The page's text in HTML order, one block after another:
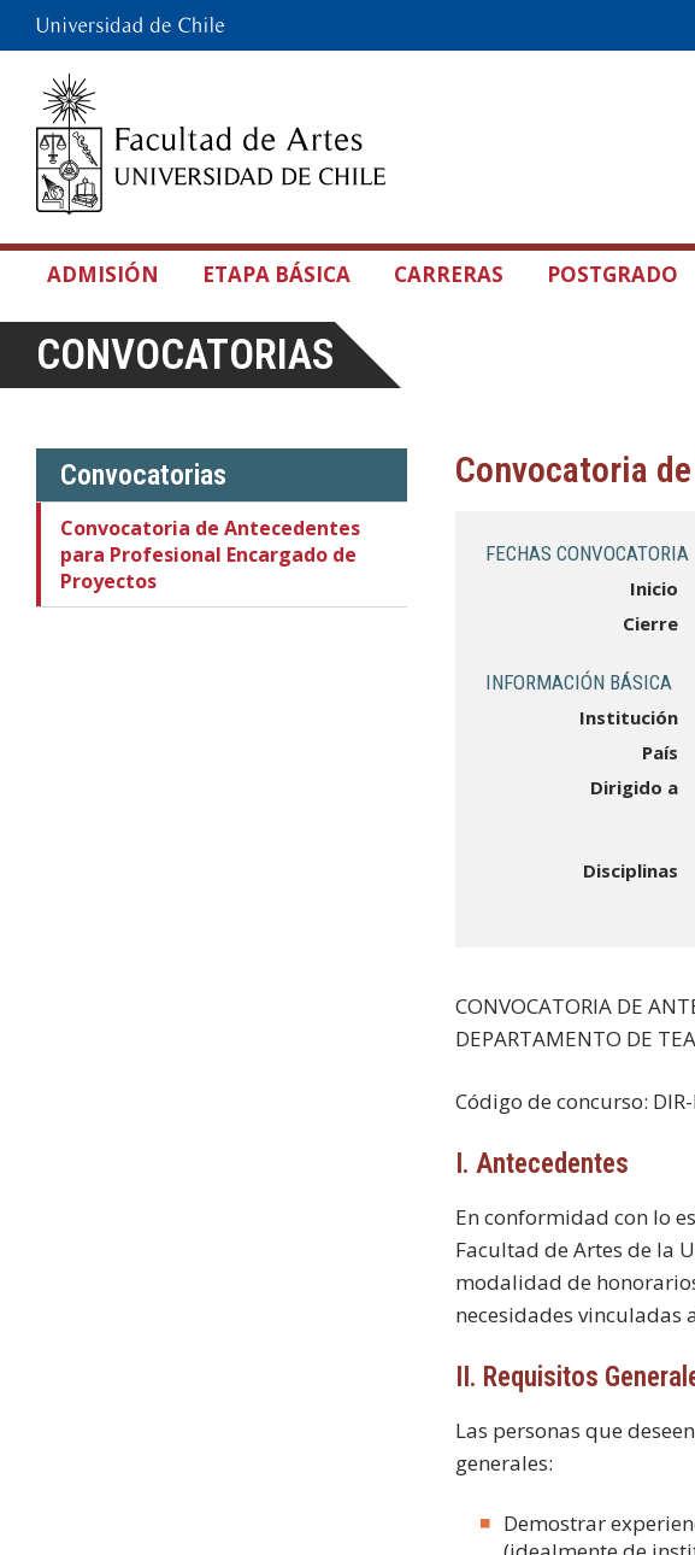
ADMISIÓN ETAPA BÁSICA CARRERAS POSTGRADO
CONVOCATORIAS
Convocatorias
Convocatoria de Antecedentes
para Profesional Encargado de
Proyectos
Convocatoria
FECHAS CONVOCATORIA
Inicio
Cierre
INFORMACIÓN BÁSICA
Institución
País
Dirigido a
Disciplinas
CONVOCATORIA DE
DEPARTAMENTO DE
Código de concurso:
I. Antecedentes
En conformidad con lo
Facultad de Artes de la
modalidad de
necesidades
II. Requisitos
Las personas que
generales:
Demostrar